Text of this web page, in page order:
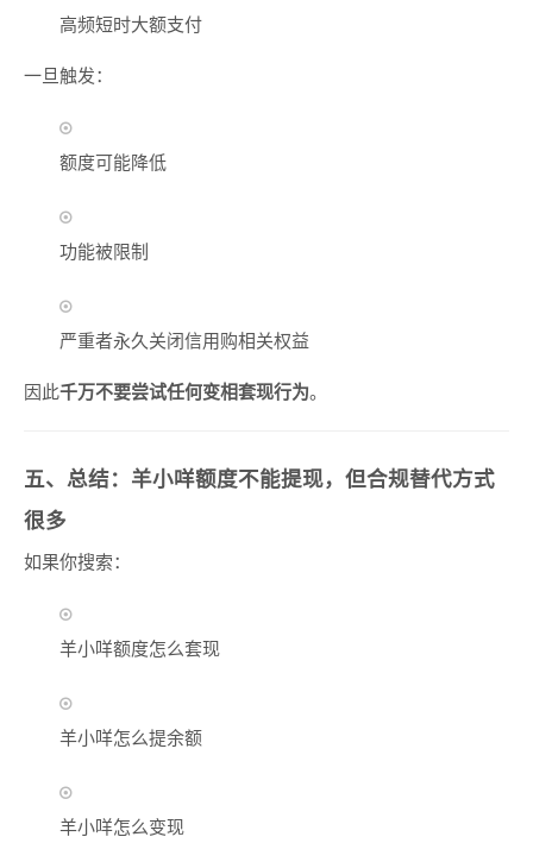
高频短时大额支付
一旦触发：
额度可能降低
功能被限制
严重者永久关闭信用购相关权益
因此千万不要尝试任何变相套现行为。
五、总结：羊小咩额度不能提现，但合规替代方式
很多
如果你搜索：
羊小咩额度怎么套现
羊小咩怎么提余额
羊小咩怎么变现